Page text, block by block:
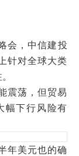
会，中信建投
针对全球大类
震荡，但贸易
幅下行风险有
年美元也的确